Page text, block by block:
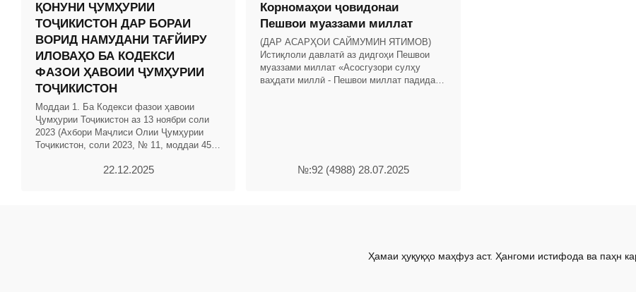
ҚОНУНИ ҶУМҲУРИИ
ТОҶИКИСТОН ДАР БОРАИ
ВОРИД НАМУДАНИ ТАҒЙИРУ
ИЛОВАҲО БА КОДЕКСИ
ФАЗОИ ҲАВОИИ ҶУМҲУРИИ
ТОҶИКИСТОН
Моддаи 1. Ба Кодекси фазои ҳавоии
Ҷумҳурии Тоҷикистон аз 13 ноябри соли
2023 (Ахбори Маҷлиси Олии Ҷумҳурии
Тоҷикистон, соли 2023, № 11, моддаи 456)
22.12.2025
Корномаҳои ҷовидонаи
Пешвои муаззами миллат
(ДАР АСАРҲОИ САЙМУМИН ЯТИМОВ)
Истиқлоли давлатӣ аз дидгоҳи Пешвои
муаззами миллат «Асосгузори сулҳу
ваҳдати миллӣ - Пешвои миллат падидаи
№:92 (4988) 28.07.2025
Ҳамаи ҳуқуқҳо маҳфуз аст. Ҳангоми истифода ва паҳн